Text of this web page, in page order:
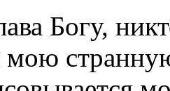
Богу,
мою